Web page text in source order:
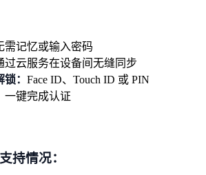
需记忆或输入密码
过云服务在设备间无缝同步
： Face ID、Touch ID 或 PIN
一键完成认证
持情况：